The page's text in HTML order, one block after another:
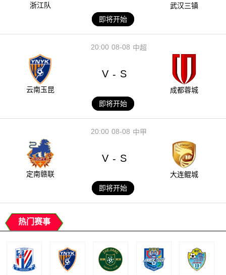
浙江队
武汉三镇
即将开始
08-08
20:00 中超
云南玉昆
V - S
成都蓉城
即将开始
08-08
20:00 中甲
定南赣联
V - S
大连鲲城
即将开始
热门赛事